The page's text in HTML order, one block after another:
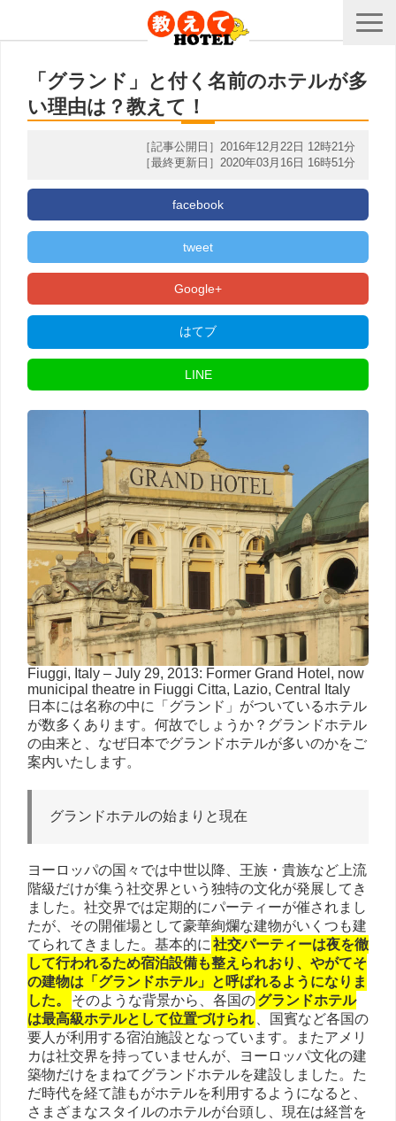
「グランド」と付く名前のホテルが多
い理由は？教えて！
［記事公開日］2016年12月22日 12時21分
［最終更新日］2020年03月16日 16時51分
facebook
tweet
Google+
はてブ
LINE
Fiuggi, Italy – July 29, 2013: Former Grand Hotel, now
municipal theatre in Fiuggi Citta, Lazio, Central Italy
日本には名称の中に「グランド」がついているホテル
が数多くあります。何故でしょうか？グランドホテル
の由来と、なぜ日本でグランドホテルが多いのかをご
案内いたします。
グランドホテルの始まりと現在
ヨーロッパの国々では中世以降、王族・貴族など上流
階級だけが集う社交界という独特の文化が発展してき
ました。社交界では定期的にパーティーが催されまし
たが、その開催場として豪華絢爛な建物がいくつも建
てられてきました。基本的に 社交パーティーは夜を徹
して行われるため宿泊設備も整えられおり、やがてそ
の建物は「グランドホテル」と呼ばれるようになりま
した。
そのような背景から、各国のグランドホテル
は最高級ホテルとして位置づけられ
、国賓など各国の
要人が利用する宿泊施設となっています。またアメリ
カは社交界を持っていませんが、ヨーロッパ文化の建
築物だけをまねてグランドホテルを建設しました。た
だ時代を経て誰もがホテルを利用するようになると、
さまざまなスタイルのホテルが台頭し、現在は経営を